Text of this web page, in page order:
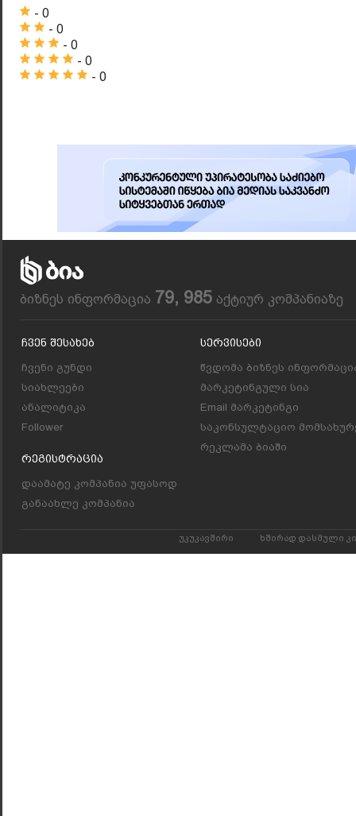
- 0
- 0
- 0
- 0
- 0
ბიზნეს ინფორმაცია 79, 985 აქტიურ კომპანიაზე
Ჩვენ Შესახებ
ჩვენი გუნდი
სიახლეები
ანალიტიკა
Follower
Რეგისტრაცია
დაამატე კომპანია უფასოდ
განაახლე კომპანია
Სერვისები
წვდომა ბიზნეს
მარკეტინგული სია
Email მარკეტინგი
საკონსულტაციო
რეკლამა ბიაში
უკუკავშირი ხშირად დასმული